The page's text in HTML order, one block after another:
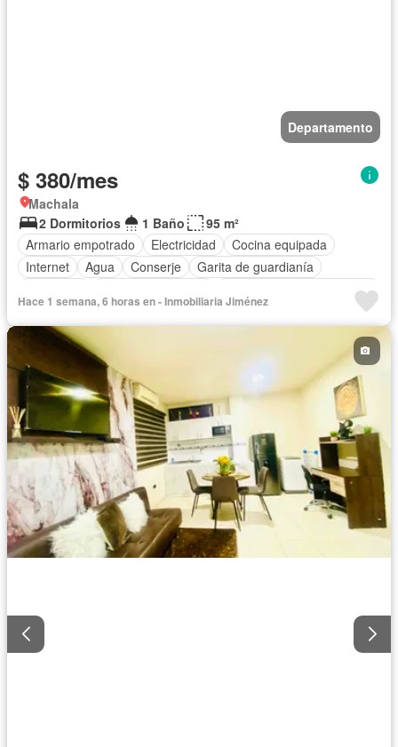
Departamento
$ 380/mes
Machala
2 Dormitorios
1 Baño
95 m²
Armario empotrado
Electricidad
Cocina equipada
Internet
Agua Conserje
Garita de guardianía
Completamente amoblado
Hace 1 semana, 6 horas en - Inmobiliaria Jiménez